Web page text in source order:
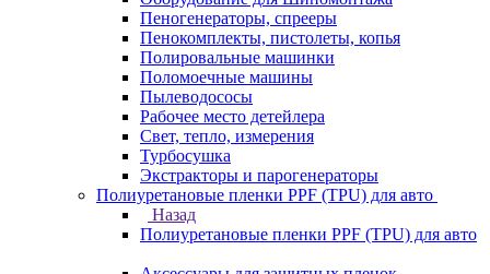
Пеногенераторы, спрееры
Пенокомплекты, пистолеты, копья
Полировальные машинки
Поломоечные машины
Пылеводососы
Рабочее место детейлера
Свет, тепло, измерения
Турбосушка
Экстракторы и парогенераторы
Полиуретановые пленки PPF (TPU) для авто
Назад
Полиуретановые пленки PPF (TPU) для авто